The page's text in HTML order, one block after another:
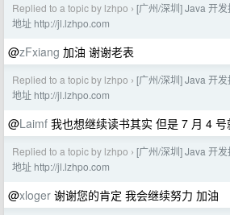
Replied to a topic by lzhpo › [广州/深圳] Java 开
地址 http://jl.lzhpo.com
@zFxiang 加油 谢谢老表
Replied to a topic by lzhpo › [广州/深圳] Java 开
地址 http://jl.lzhpo.com
@Laimf 我也想继续读书其实 但是 7 月 4
Replied to a topic by lzhpo › [广州/深圳] Java 开
地址 http://jl.lzhpo.com
@xloger 谢谢您的肯定 我会继续努力 加油